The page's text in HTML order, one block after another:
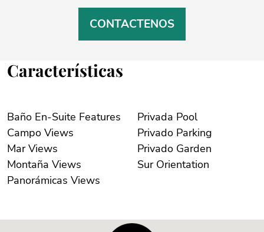
CONTACTENOS
Características
Baño En-Suite Features
Campo Views
Mar Views
Montaña Views
Panorámicas Views
Privada Pool
Privado Parking
Privado Garden
Sur Orientation